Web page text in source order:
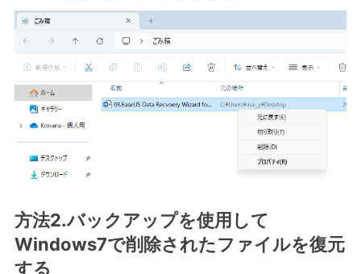
方法2.バックアップを使用して
Windows7で削除されたファイルを復元
する